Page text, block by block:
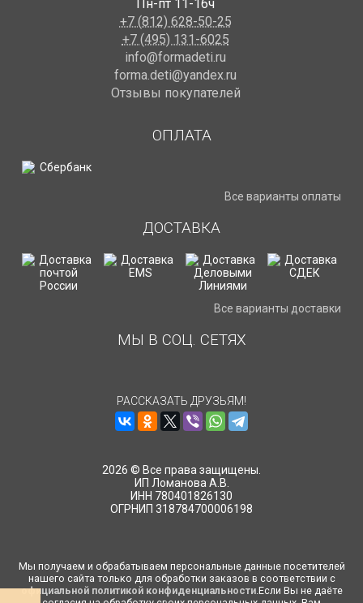
Пн-пт 11-16ч
+7 (812) 628-50-25
+7 (495) 131-6025
info@formadeti.ru
forma.deti@yandex.ru
Отзывы покупателей
ОПЛАТА
Все варианты оплаты
ДОСТАВКА
Все варианты доставки
МЫ В СОЦ. СЕТЯХ
РАССКАЗАТЬ ДРУЗЬЯМ!
2026 © Все права защищены.
ИП Ломанова А.В.
ИНН 780401826130
ОГРНИП 318784700006198
Мы получаем и обрабатываем персональные данные посетителей
нашего сайта только для обработки заказов в соответствии с
официальной политикой конфиденциальности.Если Вы не даёте